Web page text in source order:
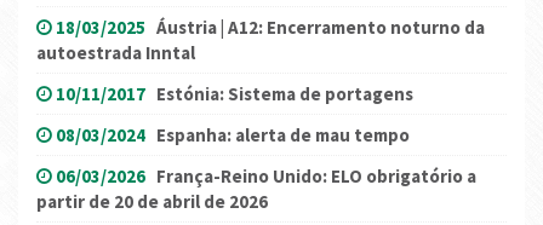
18/03/2025 Áustria | A12: Encerramento noturno da
autoestrada Inntal
10/11/2017 Estónia: Sistema de portagens
08/03/2024 Espanha: alerta de mau tempo
06/03/2026 França-Reino Unido: ELO obrigatório a
partir de 20 de abril de 2026